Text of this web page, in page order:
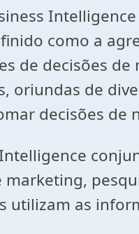
como a
de decisões
oriundas de
decisões de
marketing,
utilizam as